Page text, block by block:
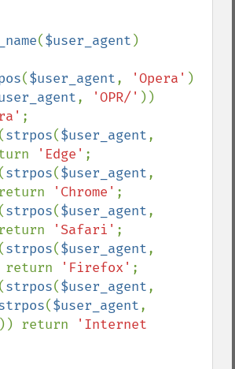
($user_agent )
($user_agent, 'Opera' )
, 'OPR/' ))
;
strpos($user_agent
'Edge' ;
strpos($user_agent
'Chrome' ;
strpos($user_agent
'Safari' ;
strpos($user_agent
'Firefox' ;
strpos($user_agent
($user_agent
)) return
'Internet